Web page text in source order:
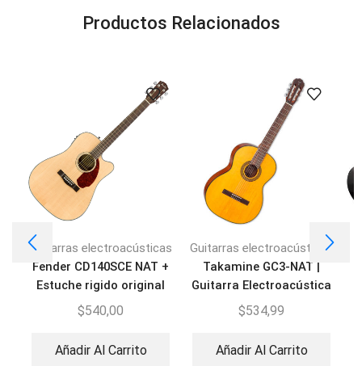
Productos Relacionados
Guitarras electroacústicas
Fender CD140SCE NAT +
Estuche rigido original
$540,00
Añadir Al Carrito
Guitarras electroacústicas
Takamine GC3-NAT |
Guitarra Electroacústica
$534,99
Añadir Al Carrito